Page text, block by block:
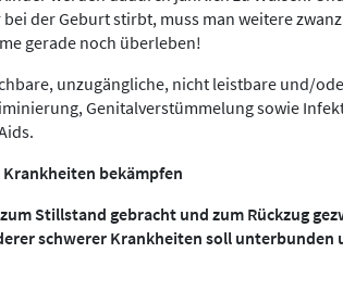
der Geburt stirbt, muss man weitere
gerade noch überleben!
unzugängliche, nicht leistbare und/
Genitalverstümmelung sowie
Krankheiten bekämpfen
Stillstand gebracht und zum Rückzug
schwerer Krankheiten soll unterbunden